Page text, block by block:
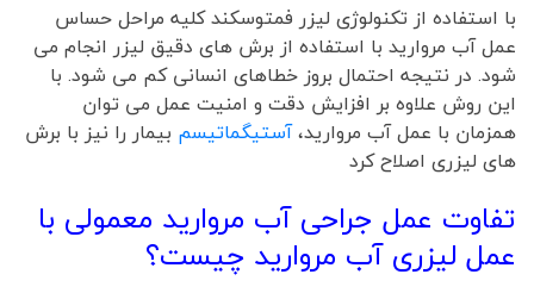
با استفاده از تکنولوژی لیزر فمتوسکند کلیه مراحل حساس
عمل آب مروارید با استفاده از برش های دقیق لیزر انجام می
شود. در نتیجه احتمال بروز خطاهای انسانی کم می شود. با
این روش علاوه بر افزایش دقت و امنیت عمل می توان
همزمان با عمل آب مروارید،آستیگماتیسم بیمار را نیز با برش
های لیزری اصلاح کرد
تفاوت عمل جراحی آب مروارید معمولی با
عمل لیزری آب مروارید چیست؟